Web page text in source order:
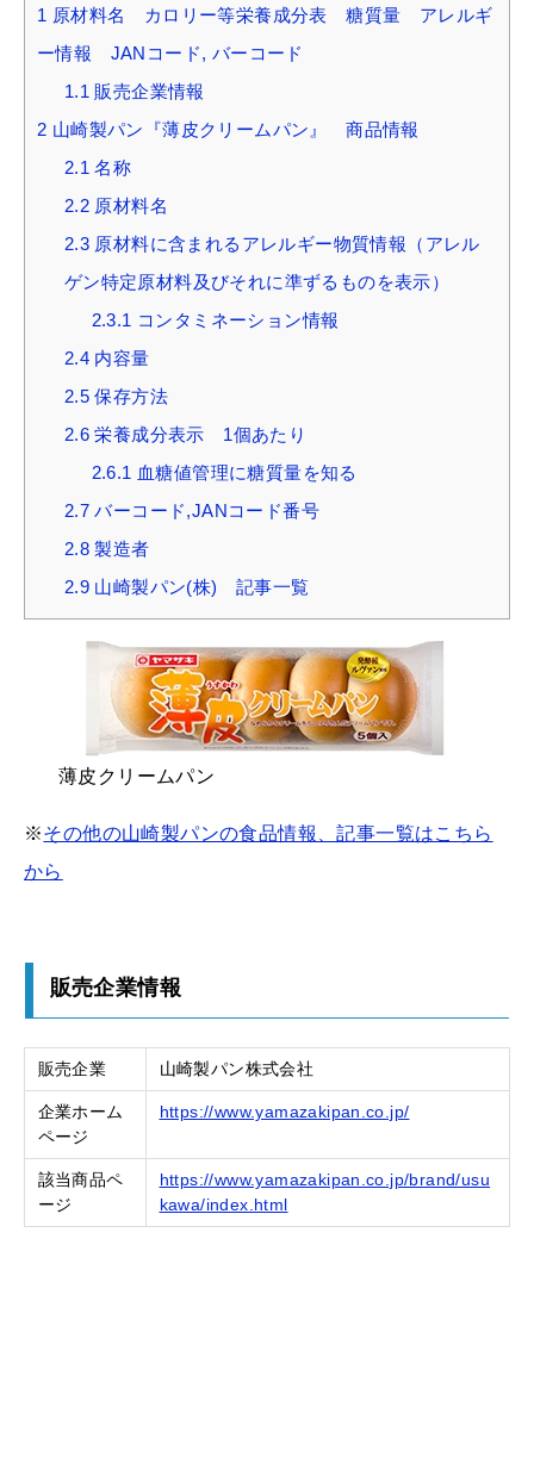
1 原材料名 カロリー等栄養成分表 糖質量 アレルギ
ー情報 JANコード, バーコード
1.1 販売企業情報
2 山崎製パン『薄皮クリームパン』 商品情報
2.1 名称
2.2 原材料名
2.3 原材料に含まれるアレルギー物質情報（アレル
ゲン特定原材料及びそれに準ずるものを表示）
2.3.1 コンタミネーション情報
2.4 内容量
2.5 保存方法
2.6 栄養成分表示 1個あたり
2.6.1 血糖値管理に糖質量を知る
2.7 バーコード,JANコード番号
2.8 製造者
2.9 山崎製パン(株) 記事一覧
薄皮クリームパン
※その他の山崎製パンの食品情報、記事一覧はこちら
から
販売企業情報
販売企業 山崎製パン株式会社
企業ホーム
ページ
https://www.yamazakipan.co.jp/
該当商品ペ
ージ
https://www.yamazakipan.co.jp/brand/usu
kawa/index.html